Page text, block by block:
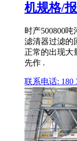
机规格/
时产500800
滤清器过滤的
正常的出现大
先作 .
联系电话: 180